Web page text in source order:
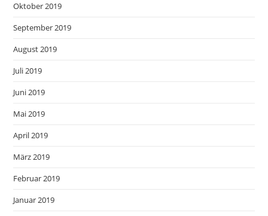
Oktober 2019
September 2019
August 2019
Juli 2019
Juni 2019
Mai 2019
April 2019
März 2019
Februar 2019
Januar 2019